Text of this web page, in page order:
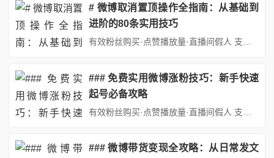
# 微博取消置顶操作全指南：从基础到
进阶的80条实用技巧
有效粉丝购买·点赞播放量·直播间假人 支持：抖音,快手,小红书,视频号,微博,B站,西瓜头条等各类自媒体平台。自助平台： http://www.fs688.com/ ## 引言：微博置顶功能的双刃剑效应微博作为中国最具影响力的社交媒体平台之一，其置顶功能自推出以来就备受用户关注。这项功能允许用户将特定微博固定在个人主页顶部，使其在众多动态中脱颖而出。对于个人用户而言，...
### 免费实用微博涨粉技巧：新手快速
起号必备攻略
### 微博带货变现全攻略：从日常发文